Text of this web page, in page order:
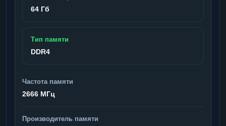
64 Гб
Тип памяти
DDR4
Частота памяти
2666 МГц
Производитель памяти